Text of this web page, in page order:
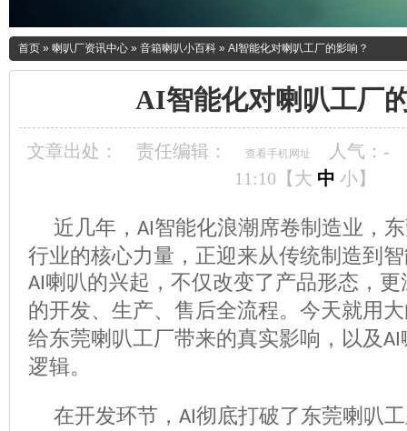
首页 » 喇叭厂资讯中心 » 音箱喇叭小百科 » AI智能化对喇叭工厂的影响？
AI智能化对喇叭工厂
文章出处： 责任编辑： 查看手机网址 人气： -
11:10【 大 中 小】
近几年， AI智能化浪潮席卷制造业，
行业的核心力量，正迎来从传统制造到
AI喇叭的兴起，不仅改变了产品形态，
的开发、生产、售后全流程。今天就用
给东莞喇叭工厂带来的真实影响，以及AI
逻辑。
在开发环节， AI彻底打破了东莞喇叭